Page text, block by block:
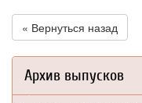
« Вернуться назад
Архив выпусков